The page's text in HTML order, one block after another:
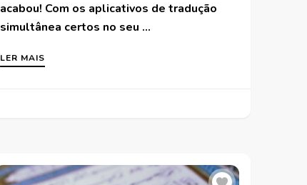
acabou! Com os aplicativos de tradução
simultânea certos no seu …
LER MAIS